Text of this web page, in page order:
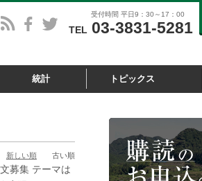
受付時間 平日9：30～17：00
TEL 03-3831-5281
統計 トピックス
新しい順 古い順